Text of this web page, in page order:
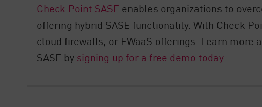
Check Point SASE enables organizations to
offering hybrid SASE functionality. With Check
cloud firewalls, or FWaaS offerings. Learn more
SASE by signing up for a free demo today.